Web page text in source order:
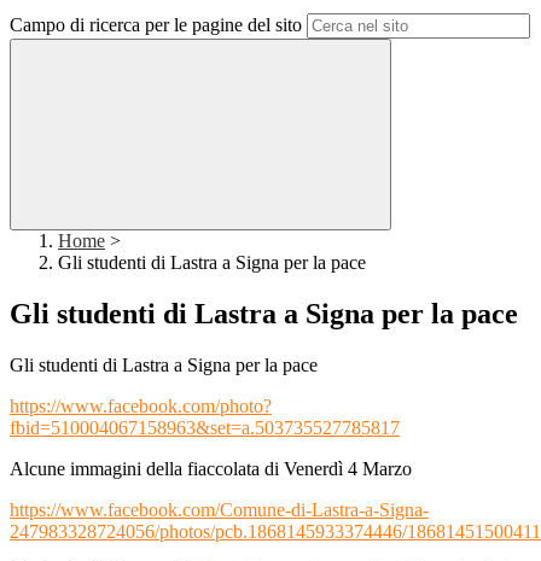
Campo di ricerca per le pagine del sito
Home >
Gli studenti di Lastra a Signa per la pace
Gli studenti di Lastra a Signa per la pace
Gli studenti di Lastra a Signa per la pace
https://www.facebook.com/photo?
fbid=510004067158963&set=a.503735527785817
Alcune immagini della fiaccolata di Venerdì 4 Marzo
https://www.facebook.com/Comune-di-Lastra-a-Signa-
247983328724056/photos/pcb.1868145933374446/